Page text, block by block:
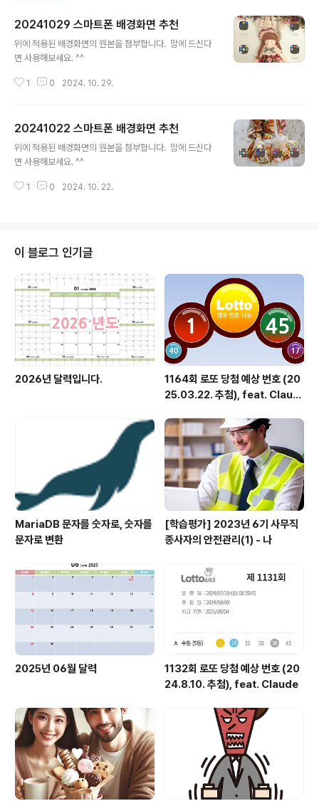
20241029 스마트폰 배경화면 추천
위에 적용된 배경화면의 원본을 첨부합니다. 맘에 드신다
면 사용해보세요. ^^
1 0 2024. 10. 29.
20241022 스마트폰 배경화면 추천
위에 적용된 배경화면의 원본을 첨부합니다. 맘에 드신다
면 사용해보세요. ^^
1 0 2024. 10. 22.
이 블로그 인기글
2026년 달력입니다.
1164회 로또 당첨 예상 번호 (20
25.03.22. 추첨), feat. Claud
MariaDB 문자를 숫자로, 숫자를
문자로 변환
[학습평가] 2023년 6기 사무직
종사자의 안전관리(1) - 나
2025년 06월 달력
1132회 로또 당첨 예상 번호 (20
24.8.10. 추첨), feat. Claude